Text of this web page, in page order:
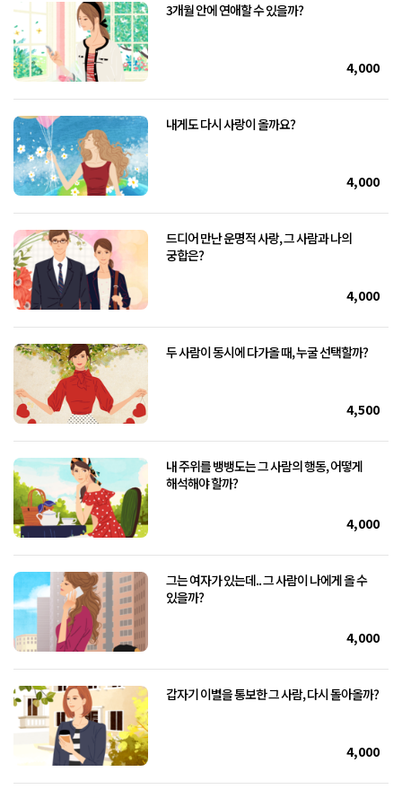
3개월 안에 연애할 수 있을까?
4,000
내게도 다시 사랑이 올까요?
4,000
드디어 만난 운명적 사랑, 그 사람과 나의
궁합은?
4,000
두 사람이 동시에 다가올 때, 누굴 선택할까?
4,500
내 주위를 뱅뱅도는 그 사람의 행동, 어떻게
해석해야 할까?
4,000
그는 여자가 있는데.. 그 사람이 나에게 올 수
있을까?
4,000
갑자기 이별을 통보한 그 사람, 다시 돌아올까?
4,000